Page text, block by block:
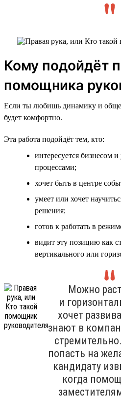
Кому подойдёт
помощника
Если ты любишь динамику и
будет комфортно.
Эта работа подойдёт тем, кто:
интересуется бизнесом
процессами;
хочет быть в центре
умеет или хочет
решения;
готов к работать в
видит эту позицию как
вертикального или
Можно
и
хочет
знают в
попасть на
кандидату
когда